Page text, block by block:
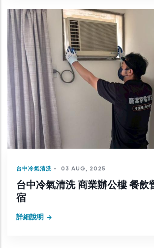
台中冷氣清洗 - 03 AUG, 2025
台中冷氣清洗 商業辦公樓 餐飲
宿
詳細說明